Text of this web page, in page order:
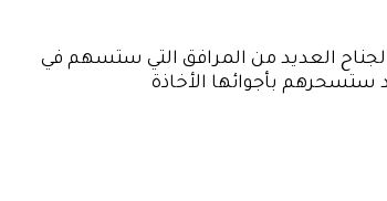
الجناح العديد من المرافق التي ستسهم في
ستسحرهم بأجوائها الأخاذة